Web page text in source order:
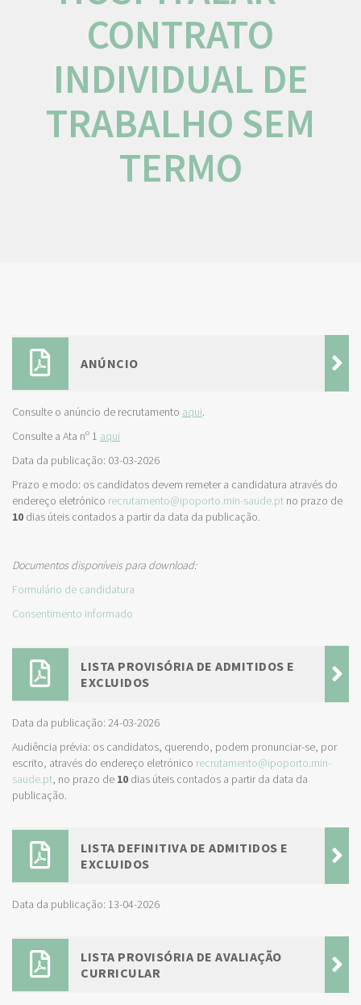
CONTRATO
INDIVIDUAL DE
TRABALHO SEM
TERMO
ANÚNCIO
Consulte o anúncio de recrutamento aqui.
Consulte a Ata nº 1 aqui
Data da publicação: 03-03-2026
Prazo e modo: os candidatos devem remeter a candidatura através do
endereço eletrónico recrutamento@ipoporto.min-saude.pt no prazo de
10 dias úteis contados a partir da data da publicação.
Documentos disponíveis para download:
Formulário de candidatura
Consentimento informado
LISTA PROVISÓRIA DE ADMITIDOS E
EXCLUIDOS
Data da publicação: 24-03-2026
Audiência prévia: os candidatos, querendo, podem pronunciar-se, por
escrito, através do endereço eletrónico recrutamento@ipoporto.min-
saude.pt, no prazo de 10 dias úteis contados a partir da data da
publicação.
LISTA DEFINITIVA DE ADMITIDOS E
EXCLUIDOS
Data da publicação: 13-04-2026
LISTA PROVISÓRIA DE AVALIAÇÃO
CURRICULAR